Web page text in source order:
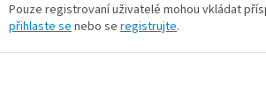
Pouze registrovaní uživatelé mohou vkládat
přihlaste senebo se registrujte.